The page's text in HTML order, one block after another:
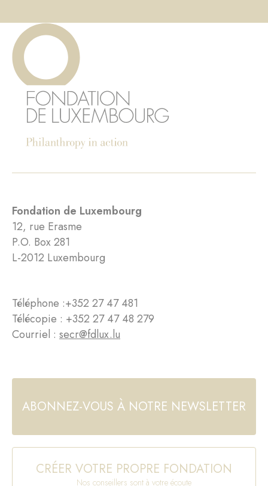
Fondation de Luxembourg
12, rue Erasme
P.O. Box 281
L-2012 Luxembourg
Téléphone :+352 27 47 481
Télécopie : +352 27 47 48 279
Courriel : secr@fdlux.lu
ABONNEZ-VOUS À NOTRE NEWSLETTER
CRÉER VOTRE PROPRE FONDATION
Nos conseillers sont à votre écoute